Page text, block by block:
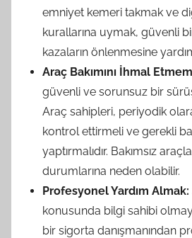
emniyet kemeri takmak ve
kurallarına uymak, güvenli
kazaların önlenmesine
Araç Bakımını İhmal
güvenli ve sorunsuz bir
Araç sahipleri, periyodik
kontrol ettirmeli ve gerekli
yaptırmalıdır. Bakımsız
durumlarına neden olabilir.
Profesyonel Yardım Almak:
konusunda bilgi sahibi
bir sigorta danışmanından